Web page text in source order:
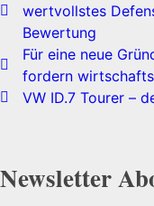
wertvollstes
Bewertung
Für eine neue
fordern
VW ID.7 Tourer –
Newsletter